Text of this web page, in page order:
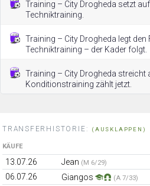
Training – City Drogheda setzt
Techniktraining.
Training – City Drogheda legt
Techniktraining – der Kader folgt.
Training – City Drogheda streicht
Konditionstraining zählt jetzt.
TRANSFERHISTORIE: (AUSKLAPPEN)
KÄUFE
13.07.26 Jean (M 6/29)
06.07.26
Giangos (A 7/33)